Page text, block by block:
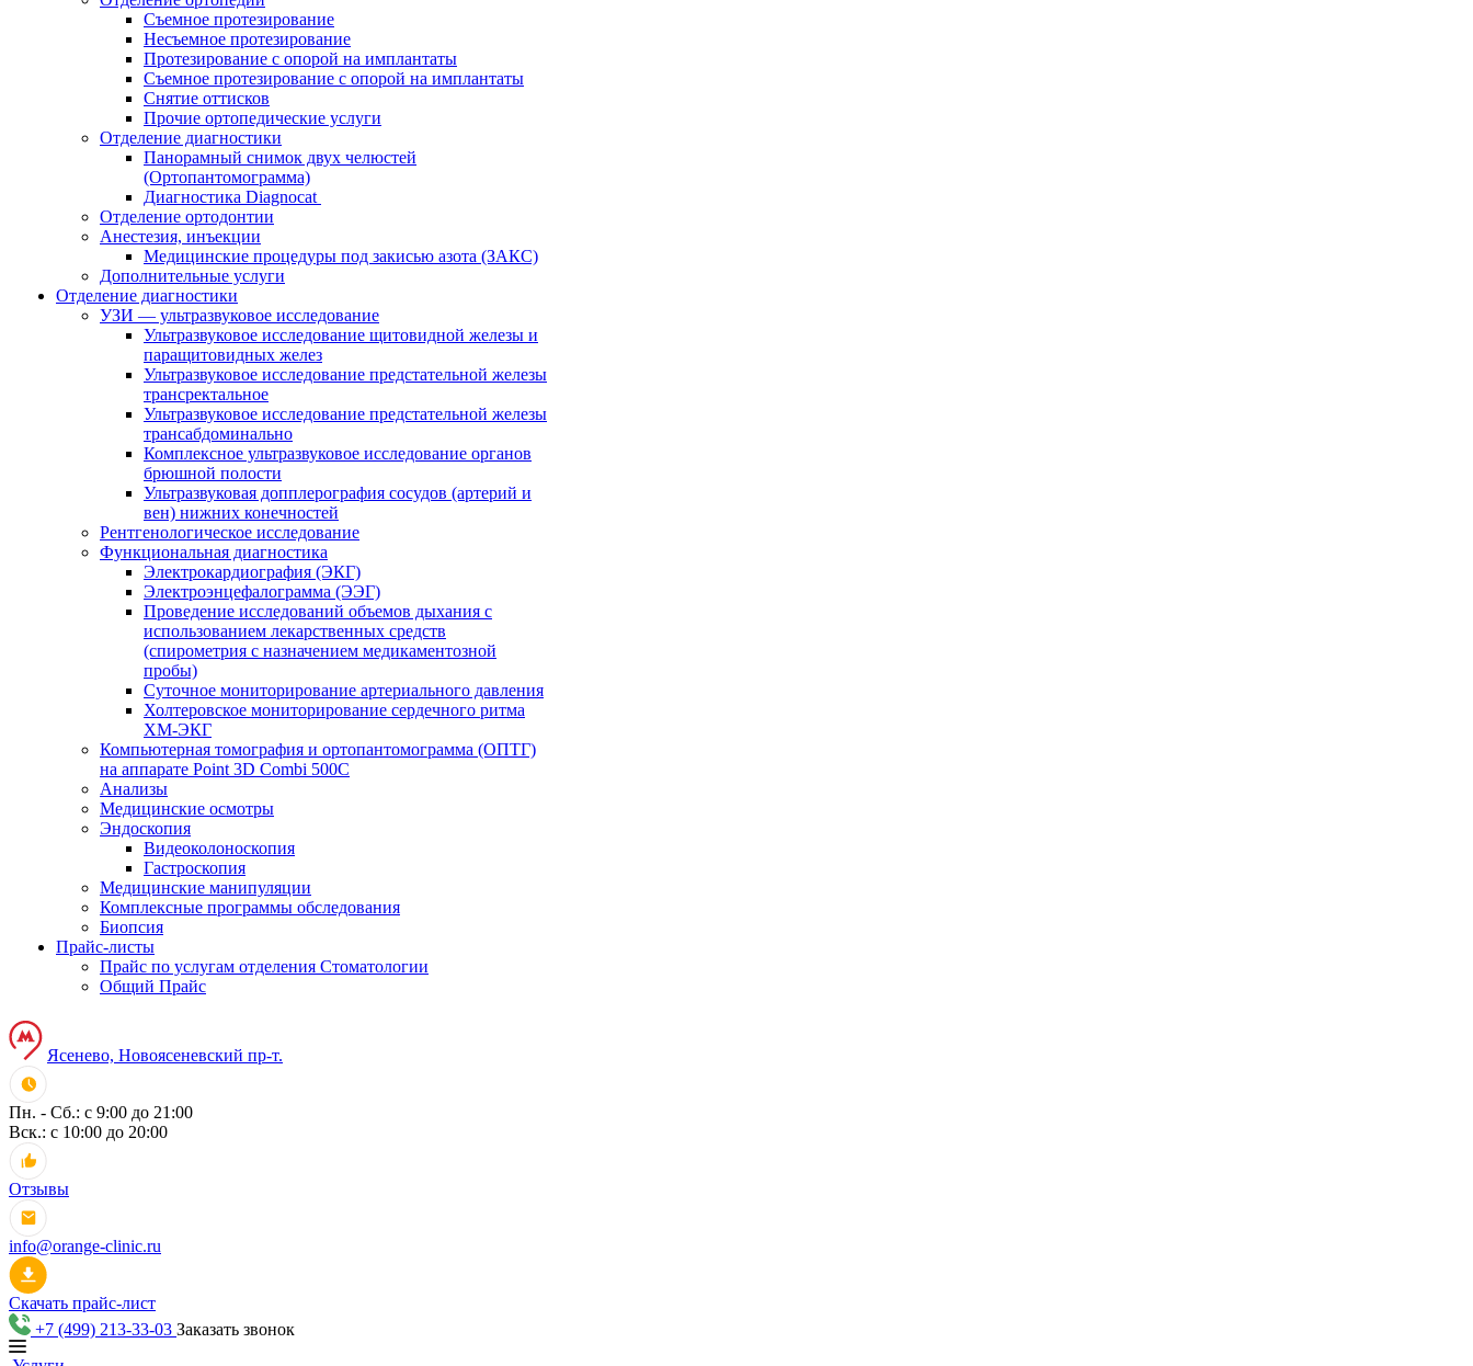
Съемное протезирование
Несъемное протезирование
Протезирование с опорой на имплантаты
Съемное протезирование с опорой на имплантаты
Снятие оттисков
Прочие ортопедические услуги
Отделение диагностики
Панорамный снимок двух челюстей
(Ортопантомограмма)
Диагностика Diagnocat
Отделение ортодонтии
Анестезия, инъекции
Медицинские процедуры под закисью азота (ЗАКС)
Дополнительные услуги
Отделение диагностики
УЗИ — ультразвуковое исследование
Ультразвуковое исследование щитовидной железы и
паращитовидных желез
Ультразвуковое исследование предстательной железы
трансректальное
Ультразвуковое исследование предстательной железы
трансабдоминально
Комплексное ультразвуковое исследование органов
брюшной полости
Ультразвуковая допплерография сосудов (артерий и
вен) нижних конечностей
Рентгенологическое исследование
Функциональная диагностика
Электрокардиография (ЭКГ)
Электроэнцефалограмма (ЭЭГ)
Проведение исследований объемов дыхания с
использованием лекарственных средств
(спирометрия с назначением медикаментозной
пробы)
Суточное мониторирование артериального давления
Холтеровское мониторирование сердечного ритма
ХМ-ЭКГ
Компьютерная томография и ортопантомограмма (ОПТГ)
на аппарате Point 3D Combi 500C
Анализы
Медицинские осмотры
Эндоскопия
Видеоколоноскопия
Гастроскопия
Медицинские манипуляции
Комплексные программы обследования
Биопсия
Прайс-листы
Прайс по услугам отделения Стоматологии
Общий Прайс
Ясенево, Новоясеневский пр-т.
Пн. - Сб.: с 9:00 до 21:00
Вск.: с 10:00 до 20:00
Отзывы
info@orange-clinic.ru
Скачать прайс-лист
+7 (499) 213-33-03 Заказать звонок